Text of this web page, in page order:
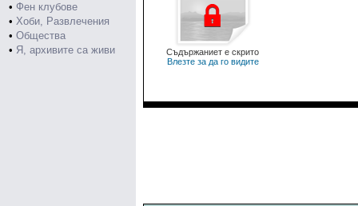
• Фен клубове
• Хоби, Развлечения
• Общества
• Я, архивите са живи
Съдържаниет е скрито
Влезте за да го видите